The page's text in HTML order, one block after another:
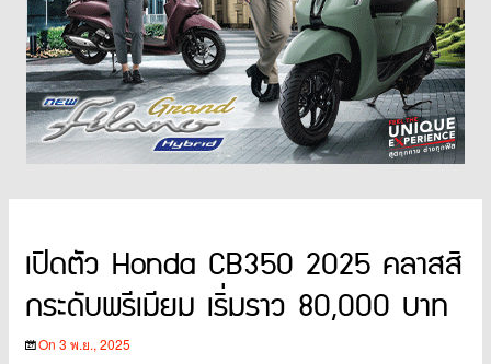
เปิดตัว Honda CB350 2025 คลาสสิ
กระดับพรีเมียม เริ่มราว 80,000 บาท
On 3 พ.ย., 2025